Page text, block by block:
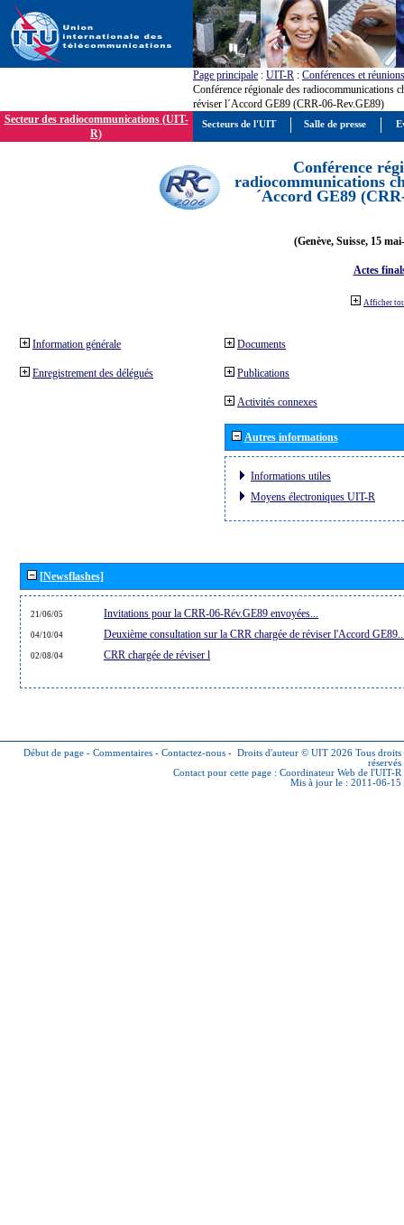
Page principale : UIT-R : Conférences et réunions
Conférence régionale des radiocommunications
réviser l´Accord GE89 (CRR-06-Rev.GE89)
Secteur des radiocommunications (UIT-
R)
Conférence
radiocommunications
´Accord GE89
(Genève, Suisse, 15
Actes
Afficher
Information générale
Enregistrement des délégués
Documents
Publications
Activités connexes
Autres informations
Informations utiles
Moyens électroniques UIT-R
[Newsflashes]
21/06/05 Invitations pour la CRR-06-Rév.GE89 envoyées...
04/10/04 Deuxième consultation sur la CRR chargée de réviser l'Accord
02/08/04 CRR chargée de réviser l
Début de page - Commentaires - Contactez-nous - Droits d'auteur © UIT 2026 Tous droits
réservés
Contact pour cette page : Coordinateur Web de l'UIT-R
Mis à jour le : 2011-06-15
Secteurs de l'UIT Salle de presse